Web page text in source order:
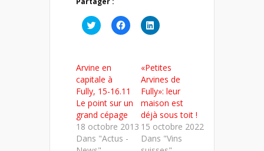
Cliquez
pour
une
nouvelle
fenêtre)
Cliquez
pour
nouvelle
fenêtre)
Cliquez
pour
une
nouvelle
fenêtre)
Arvine en
capitale à
Fully, 15-16.11
Le point sur un
grand cépage
18 octobre 2013
Dans "Actus -
«Petites
Arvines de
Fully»: leur
maison est
déjà sous toit !
15 octobre 2022
Dans "Vins